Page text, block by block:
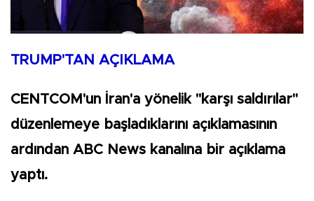
TRUMP'TAN AÇIKLAMA
CENTCOM'un İran'a yönelik "karşı saldırılar"
düzenlemeye başladıklarını açıklamasının
ardından ABC News kanalına bir açıklama
yaptı.